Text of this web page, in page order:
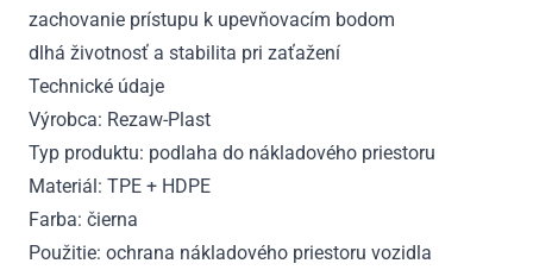
zachovanie prístupu k upevňovacím bodom
dlhá životnosť a stabilita pri zaťažení
Technické údaje
Výrobca: Rezaw-Plast
Typ produktu: podlaha do nákladového priestoru
Materiál: TPE + HDPE
Farba: čierna
Použitie: ochrana nákladového priestoru vozidla